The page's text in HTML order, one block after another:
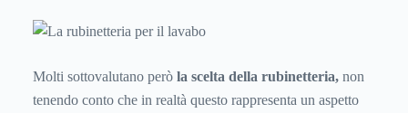
Molti sottovalutano però la scelta della rubinetteria, non
tenendo conto che in realtà questo rappresenta un aspetto